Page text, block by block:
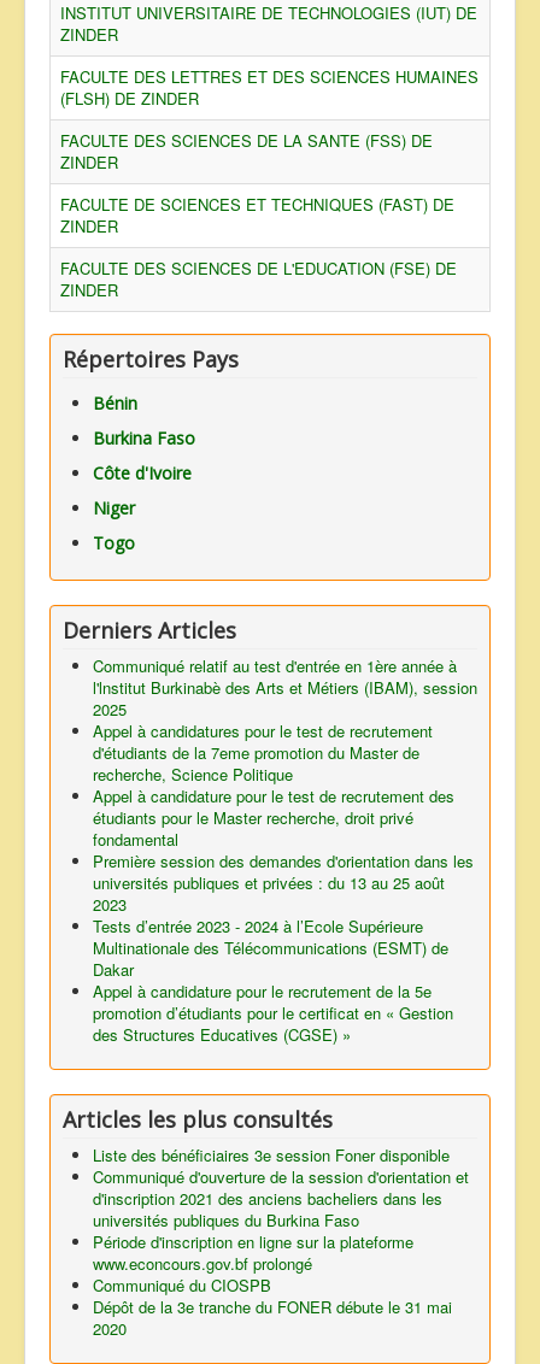
INSTITUT UNIVERSITAIRE DE TECHNOLOGIES (IUT) DE
ZINDER
FACULTE DES LETTRES ET DES SCIENCES HUMAINES
(FLSH) DE ZINDER
FACULTE DES SCIENCES DE LA SANTE (FSS) DE
ZINDER
FACULTE DE SCIENCES ET TECHNIQUES (FAST) DE
ZINDER
FACULTE DES SCIENCES DE L'EDUCATION (FSE) DE
ZINDER
Répertoires Pays
Bénin
Burkina Faso
Côte d'Ivoire
Niger
Togo
Derniers Articles
Communiqué relatif au test d'entrée en 1ère année à
l'lnstitut Burkinabè des Arts et Métiers (IBAM), session
2025
Appel à candidatures pour le test de recrutement
d'étudiants de la 7eme promotion du Master de
recherche, Science Politique
Appel à candidature pour le test de recrutement des
étudiants pour le Master recherche, droit privé
fondamental
Première session des demandes d'orientation dans les
universités publiques et privées : du 13 au 25 août
2023
Tests d’entrée 2023 - 2024 à l’Ecole Supérieure
Multinationale des Télécommunications (ESMT) de
Dakar
Appel à candidature pour le recrutement de la 5e
promotion d’étudiants pour le certificat en « Gestion
des Structures Educatives (CGSE) »
Articles les plus consultés
Liste des bénéficiaires 3e session Foner disponible
Communiqué d'ouverture de la session d'orientation et
d'inscription 2021 des anciens bacheliers dans les
universités publiques du Burkina Faso
Période d'inscription en ligne sur la plateforme
www.econcours.gov.bf prolongé
Communiqué du CIOSPB
Dépôt de la 3e tranche du FONER débute le 31 mai
2020